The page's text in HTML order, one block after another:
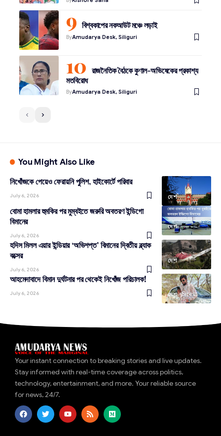
বিশ্বকাপের নকআউট মঞ্চে লড়াই
ByAmudarya Desk, Siliguri
রাজনৈতিক বৈঠকে কুণাল-অভিষেকের প্রকাশ্য
মতবিরোধ
ByAmudarya Desk, Siliguri
You Might Also Like
দেশ
নিখোঁজকে পেয়েও ফেরায়নি পুলিশ, হাইকোর্টে পরিবার
July 6, 2026
দেশ
বোমা হামলার হুমকির পর মুম্বইতে জরুরি অবতরণ ইন্ডিগো
বিমানের
July 6, 2026
দেশ
হদিস মিলল এয়ার ইন্ডিয়ার ‘অভিশপ্ত’ বিমানের দ্বিতীয় ব্ল্যাক
বক্সের
July 6, 2026
দেশ সিনেমা
আহমেদাবাদে বিমান দুর্ঘটনার পর থেকেই নিখোঁজ পরিচালক!
July 6, 2026
Your instant connection to breaking stories and live updates.
Stay informed with real-time coverage across politics,
technology, entertainment, and more. Your reliable source
for news, 24/7.